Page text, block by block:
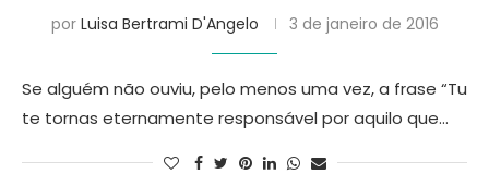
por Luisa Bertrami D'Angelo 3 de janeiro de 2016
Se alguém não ouviu, pelo menos uma vez, a frase “Tu
te tornas eternamente responsável por aquilo que…